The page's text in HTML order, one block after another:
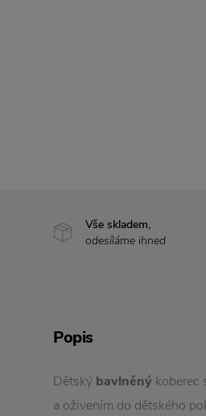
Vše skladem,
odesíláme ihned
Popis
Dětský bavlněný koberec
a oživením do dětského